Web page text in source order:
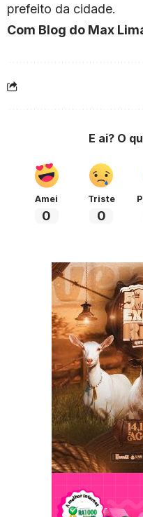
prefeito da cidade.
Com Blog do Max
E ai? O
Amei
0
Triste
0